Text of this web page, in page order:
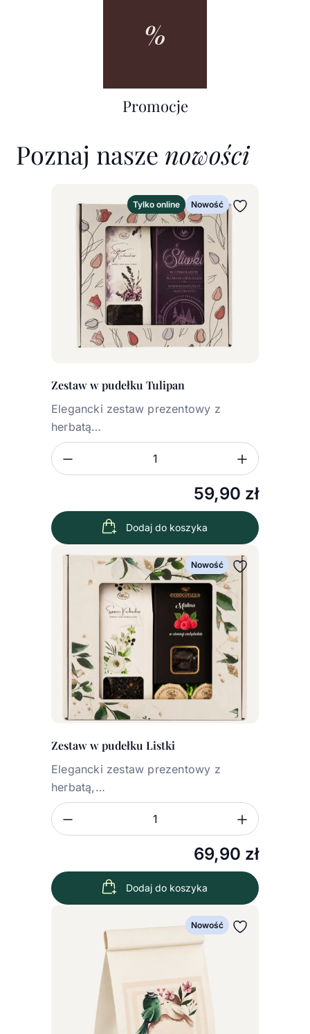
Promocje
Poznaj nasze nowości
Tylko online Nowość
Zestaw w pudełku Tulipan
Elegancki zestaw prezentowy z
herbatą…
59,90 zł
Zmniejsz ilość
Dodaj do koszyka
Nowość
Zestaw w pudełku Listki
Elegancki zestaw prezentowy z
herbatą,…
69,90 zł
Zmniejsz ilość
Dodaj do koszyka
Nowość